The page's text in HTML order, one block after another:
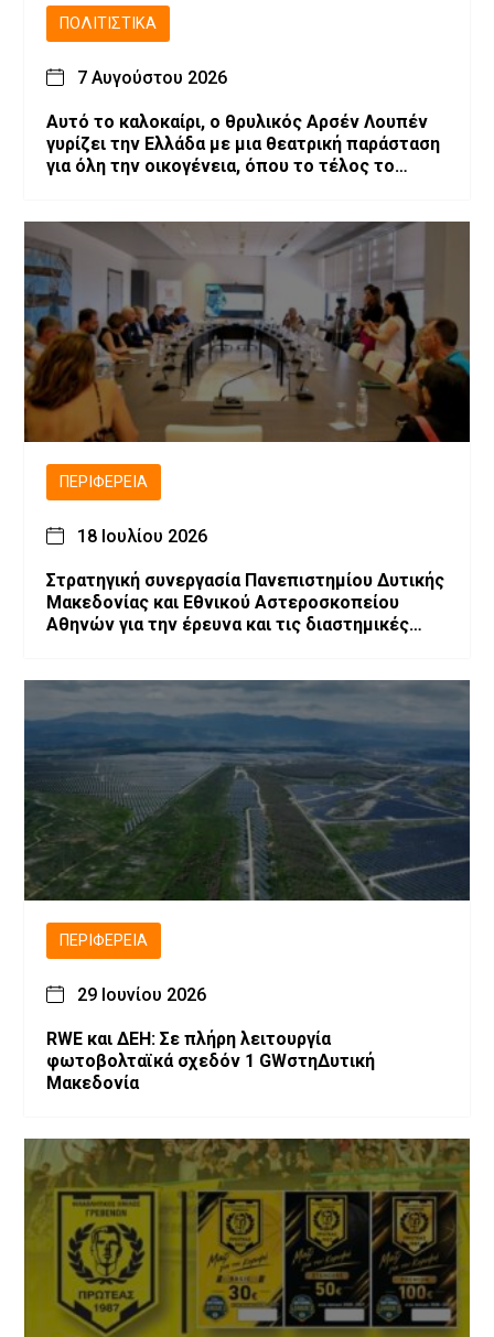
ΠΟΛΙΤΙΣΤΙΚΆ
7 Αυγούστου 2026
Αυτό το καλοκαίρι, ο θρυλικός Αρσέν Λουπέν
γυρίζει την Ελλάδα με μια θεατρική παράσταση
για όλη την οικογένεια, όπου το τέλος το
ΠΕΡΙΦΈΡΕΙΑ
18 Ιουλίου 2026
Στρατηγική συνεργασία Πανεπιστημίου Δυτικής
Μακεδονίας και Εθνικού Αστεροσκοπείου
Αθηνών για την έρευνα και τις διαστημικές
ΠΕΡΙΦΈΡΕΙΑ
29 Ιουνίου 2026
RWE και ΔΕΗ: Σε πλήρη λειτουργία
φωτοβολταϊκά σχεδόν 1 GWστηΔυτική
Μακεδονία